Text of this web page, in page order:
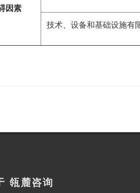
因素
技术、设备和基础设施有
瓴麓咨询